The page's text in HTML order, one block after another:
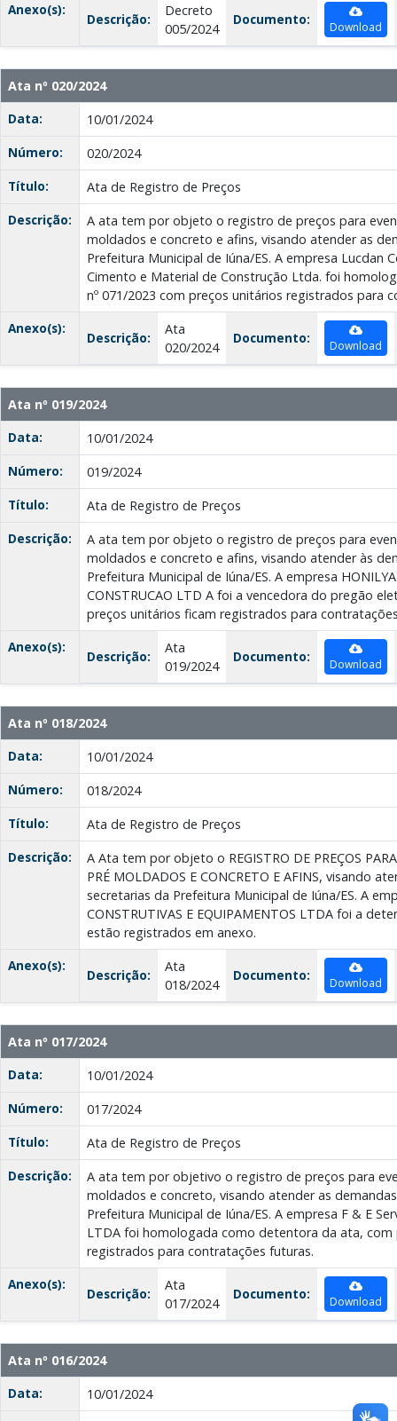
Anexo(s):
Descrição:
Decreto
005/2024
Documento: Download
Ata nº 020/2024
Data:
10/01/2024
Número:
020/2024
Título:
Ata de Registro de Preços
Descrição:
A ata tem por objeto o registro de preços para
moldados e concreto e afins, visando atender as
Prefeitura Municipal de Iúna/ES. A empresa Lucdan
Cimento e Material de Construção Ltda. foi
nº 071/2023 com preços unitários registrados para
Anexo(s):
Descrição:
Ata
020/2024
Documento: Download
Ata nº 019/2024
Data:
10/01/2024
Número:
019/2024
Título:
Ata de Registro de Preços
Descrição:
A ata tem por objeto o registro de preços para
moldados e concreto e afins, visando atender às
Prefeitura Municipal de Iúna/ES. A empresa
CONSTRUCAO LTD A foi a vencedora do pregão
preços unitários ficam registrados para
Anexo(s):
Descrição:
Ata
019/2024
Documento: Download
Ata nº 018/2024
Data:
10/01/2024
Número:
018/2024
Título:
Ata de Registro de Preços
Descrição:
A Ata tem por objeto o REGISTRO DE PREÇOS
PRÉ MOLDADOS E CONCRETO E AFINS, visando
secretarias da Prefeitura Municipal de Iúna/ES. A
CONSTRUTIVAS E EQUIPAMENTOS LTDA foi a
estão registrados em anexo.
Anexo(s):
Descrição:
Ata
018/2024
Documento: Download
Ata nº 017/2024
Data:
10/01/2024
Número:
017/2024
Título:
Ata de Registro de Preços
Descrição:
A ata tem por objetivo o registro de preços para
moldados e concreto, visando atender as
Prefeitura Municipal de Iúna/ES. A empresa F & E
LTDA foi homologada como detentora da ata, com
registrados para contratações futuras.
Anexo(s):
Descrição:
Ata
017/2024
Documento: Download
Ata nº 016/2024
Data:
10/01/2024